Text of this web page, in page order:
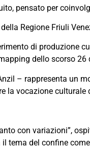
pensato per
Regione Friuli
di produzione
dello scorso 26
– rappresenta un
la vocazione
con variazioni”,
tema del confine